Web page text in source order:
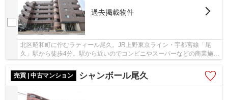
過去掲載物件
北区昭和町に佇むラティール尾久。JR上野東京ライン・宇都宮線「尾
久」駅から徒歩4分。駅から近いのでコンビニやスーパーなどの商業施設
売買 | 中古マンション
シャンボール尾久